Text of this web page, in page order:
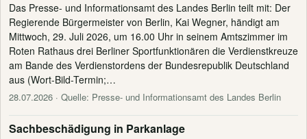
Das Presse- und Informationsamt des Landes Berlin teilt mit: Der
Regierende Bürgermeister von Berlin, Kai Wegner, händigt am
Mittwoch, 29. Juli 2026, um 16.00 Uhr in seinem Amtszimmer im
Roten Rathaus drei Berliner Sportfunktionären die Verdienstkreuze
am Bande des Verdienstordens der Bundesrepublik Deutschland
aus (Wort-Bild-Termin;…
28.07.2026 · Quelle: Presse- und Informationsamt des Landes Berlin
Sachbeschädigung in Parkanlage